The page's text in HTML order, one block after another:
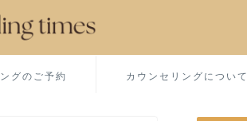
グのご予約 カウンセリングについて